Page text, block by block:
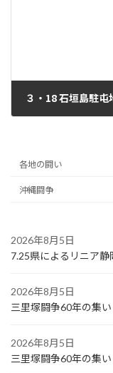
３・18 石垣島駐
各地の闘い
沖縄闘争
2026年8月5日
7.25県によるリニア
2026年8月5日
三里塚闘争60年の集
2026年8月5日
三里塚闘争60年の集